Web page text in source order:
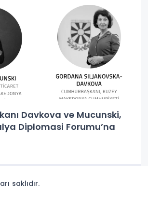
Davkova ve Mucunski,
Diplomasi Forumu’na
saklıdır.